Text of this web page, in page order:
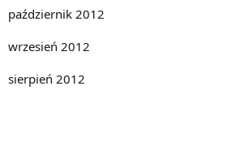
październik 2012
wrzesień 2012
sierpień 2012